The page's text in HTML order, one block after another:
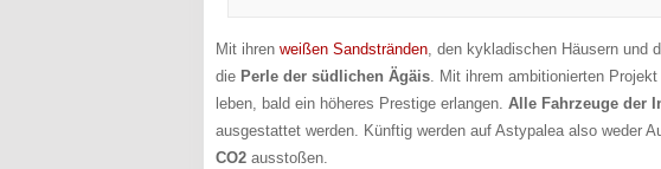
Mit ihren weißen Sandstränden, den kykladischen Häusern und
die Perle der südlichen Ägäis. Mit ihrem ambitionierten
leben, bald ein höheres Prestige erlangen. Alle Fahrzeuge der
ausgestattet werden. Künftig werden auf Astypalea also weder
CO2 ausstoßen.